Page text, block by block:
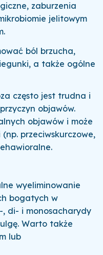
zaburzenia
jelitowym
ból brzucha,
a także ogólne
często jest trudna i
objawów.
objawów i może
przeciwskurczowe,
wyeliminowanie
bogatych w
, di- i monosacharydy
Warto także
lub